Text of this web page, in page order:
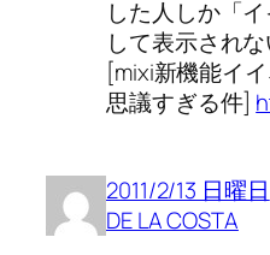
した人しか「
して表示されな
[mixi新機能イ
思議すぎる件]
2011/2/13 日曜日
DE LA COSTA